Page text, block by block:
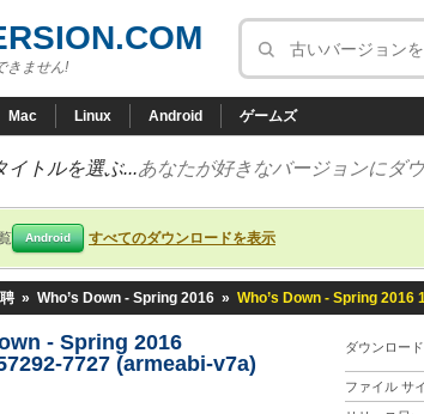
きません!
Mac Linux Android ゲームズ
イトルを選ぶ...あなたが好きなバージョンにダ
Android すべてのダウンロードを表示
» Who’s Down - Spring 2016 » Who’s Down - Spring
- Spring 2016
7727 (armeabi-v7a)
ダウンロー
ファイル サ